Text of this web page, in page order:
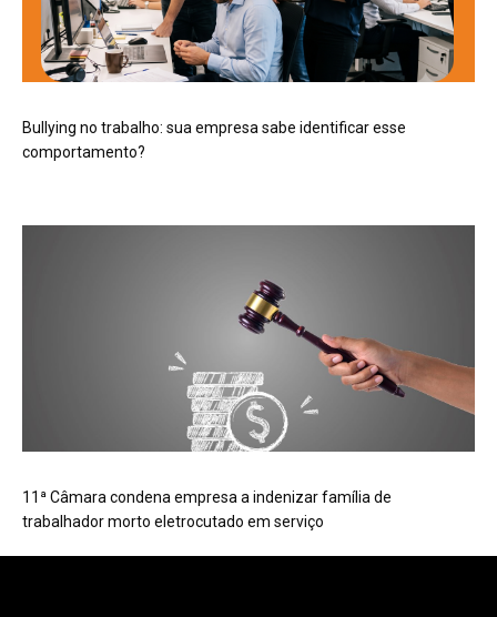
Bullying no trabalho: sua empresa sabe identificar esse
comportamento?
11ª Câmara condena empresa a indenizar família de
trabalhador morto eletrocutado em serviço